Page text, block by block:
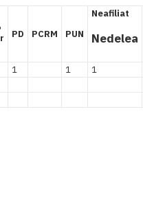
PD PCRM PUN
Neafiliat
Nedelea
1 1
1